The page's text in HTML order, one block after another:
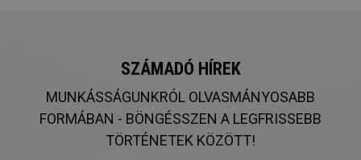
SZÁMADÓ HÍREK
MUNKÁSSÁGUNKRÓL OLVASMÁNYOSABB
FORMÁBAN - BÖNGÉSSZEN A LEGFRISSEBB
TÖRTÉNETEK KÖZÖTT!